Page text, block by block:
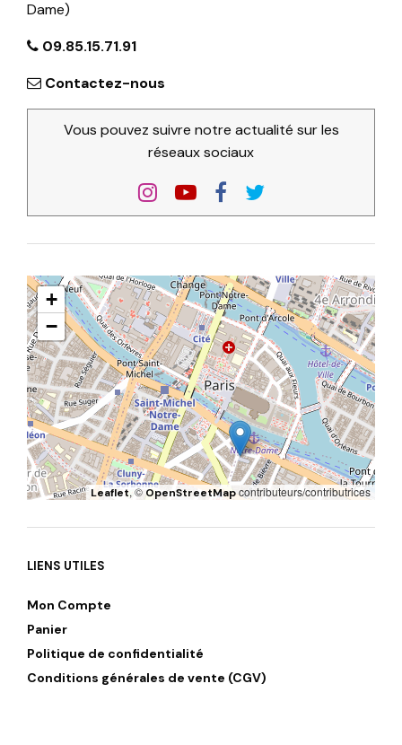
Dame)
09.85.15.71.91
Contactez-nous
Vous pouvez suivre notre actualité sur les
réseaux sociaux
+
−
Leaflet, ©OpenStreetMapcontributeurs/contributrices
LIENS UTILES
Mon Compte
Panier
Politique de confidentialité
Conditions générales de vente (CGV)